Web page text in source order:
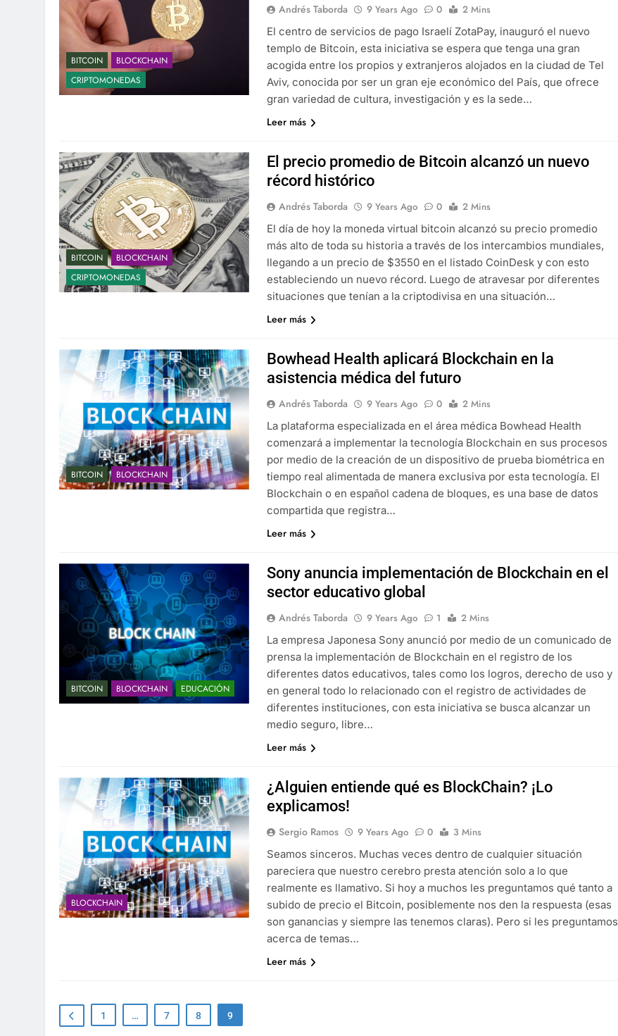
BITCOIN
BLOCKCHAIN
CRIPTOMONEDAS
Andrés Taborda 9 Years Ago 0
2 Mins
El centro de servicios de pago Israelí ZotaPay, inauguró el nuevo
templo de Bitcoin, esta iniciativa se espera que tenga una gran
acogida entre los propios y extranjeros alojados en la ciudad de Tel
Aviv, conocida por ser un gran eje económico del País, que ofrece
gran variedad de cultura, investigación y es la sede…
Leer más
BITCOIN
BLOCKCHAIN
CRIPTOMONEDAS
El precio promedio de Bitcoin alcanzó un nuevo
récord histórico
Andrés Taborda 9 Years Ago 0
2 Mins
El día de hoy la moneda virtual bitcoin alcanzó su precio promedio
más alto de toda su historia a través de los intercambios mundiales,
llegando a un precio de $3550 en el listado CoinDesk y con esto
estableciendo un nuevo récord. Luego de atravesar por diferentes
situaciones que tenían a la criptodivisa en una situación…
Leer más
BITCOIN BLOCKCHAIN
Bowhead Health aplicará Blockchain en la
asistencia médica del futuro
Andrés Taborda 9 Years Ago 0
2 Mins
La plataforma especializada en el área médica Bowhead Health
comenzará a implementar la tecnología Blockchain en sus procesos
por medio de la creación de un dispositivo de prueba biométrica en
tiempo real alimentada de manera exclusiva por esta tecnología. El
Blockchain o en español cadena de bloques, es una base de datos
compartida que registra…
Leer más
BITCOIN BLOCKCHAIN EDUCACIÓN
Sony anuncia implementación de Blockchain en el
sector educativo global
Andrés Taborda 9 Years Ago 1
2 Mins
La empresa Japonesa Sony anunció por medio de un comunicado de
prensa la implementación de Blockchain en el registro de los
diferentes datos educativos, tales como los logros, derecho de uso y
en general todo lo relacionado con el registro de actividades de
diferentes instituciones, con esta iniciativa se busca alcanzar un
medio seguro, libre…
Leer más
BLOCKCHAIN
¿Alguien entiende qué es BlockChain? ¡Lo
explicamos!
Sergio Ramos 9 Years Ago 0
3 Mins
Seamos sinceros. Muchas veces dentro de cualquier situación
pareciera que nuestro cerebro presta atención solo a lo que
realmente es llamativo. Si hoy a muchos les preguntamos qué tanto a
subido de precio el Bitcoin, posiblemente nos den la respuesta (esas
son ganancias y siempre las tenemos claras). Pero si les preguntamos
acerca de temas…
Leer más
1 … 7 8 9